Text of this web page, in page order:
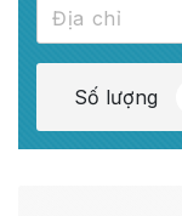
Số lượng